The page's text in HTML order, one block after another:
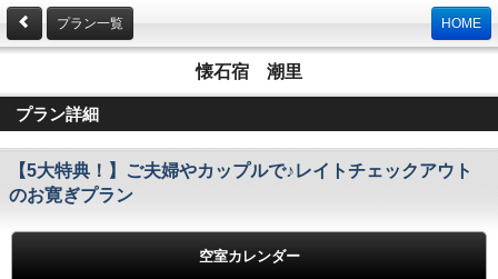
プラン一覧 HOME
懐石宿 潮里
プラン詳細
【5大特典！】ご夫婦やカップルで♪レイトチェックアウト
のお寛ぎプラン
空室カレンダー